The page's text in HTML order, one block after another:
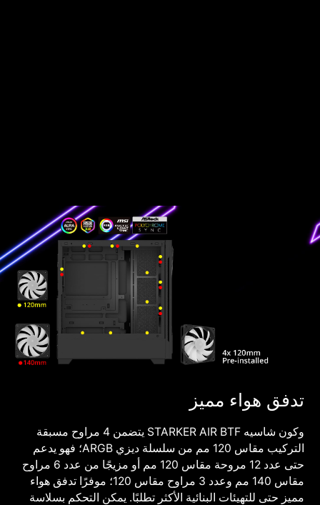
تدفق هواء مميز
وكون شاسيه STARKER AIR BTF يتضمن 4 مراوح مسبقة
التركيب مقاس 120 مم من سلسلة ديزي ARGB؛ فهو يدعم
حتى عدد 12 مروحة مقاس 120 مم أو مزيجًا من عدد 6 مراوح
مقاس 140 مم وعدد 3 مراوح مقاس 120؛ موفرًا تدفق هواء
مميز حتى للتهيئات البنائية الأكثر تطلبًا. يمكن التحكم بسلاسة